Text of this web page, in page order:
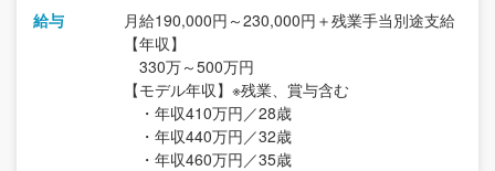
給与
月給190,000円～230,000円＋残業手当別途支給
【年収】
330万～500万円
【モデル年収】※残業、賞与含む
・年収410万円／28歳
・年収440万円／32歳
・年収460万円／35歳